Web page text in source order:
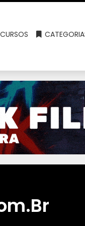
CURSOS